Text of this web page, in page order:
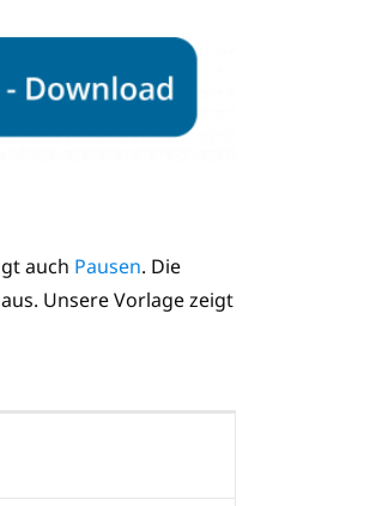
auch Pausen. Die
aus. Unsere Vorlage zeigt